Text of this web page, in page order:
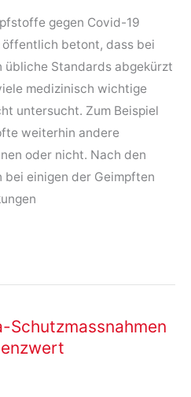
gegen Covid-19
betont, dass bei
übliche Standards abgekürzt
medizinisch wichtige
untersucht. Zum Beispiel
weiterhin andere
oder nicht. Nach den
einigen der Geimpften
Schutzmassnahmen